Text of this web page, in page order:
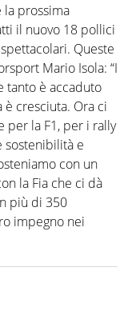
la prossima
il nuovo 18 pollici
Queste
Mario Isola: “I
tanto è accaduto
è cresciuta. Ora ci
per la F1, per i rally
sostenibilità e
con un
la Fia che ci dà
più di 350
impegno nei